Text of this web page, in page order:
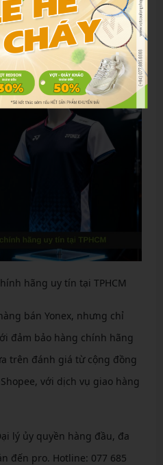
tra dưới ánh sáng mạnh
chính hãng uy tín tại
hãng uy tín tại TPHCM
bán Yonex, nhưng chỉ
đảm bảo hàng chính hãng
trên đánh giá từ cộng đồng
với dịch vụ giao hàng
lý ủy quyền hàng đầu, đa
đến pro. Hotline: 077 685